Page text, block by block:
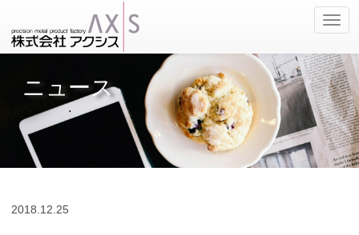
ナ
ビ
ゲ
ー
シ
ョ
ン
の
切
替
ニュース
2018. 12.25